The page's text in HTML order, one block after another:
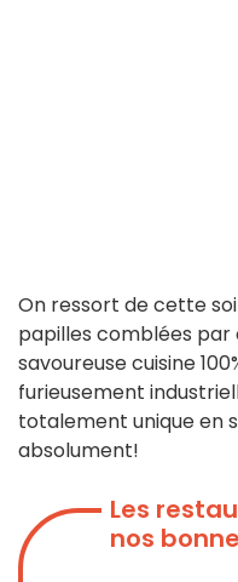
On ressort de cette
papilles comblées
savoureuse cuisine
furieusement
totalement unique en
absolument!
Les
nos